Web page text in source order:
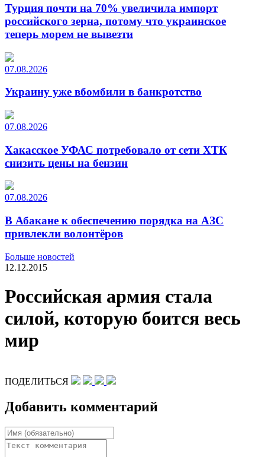
Турция почти на 70% увеличила импорт
российского зерна, потому что украинское
теперь морем не вывезти
07.08.2026
Украину уже вбомбили в банкротство
07.08.2026
Хакасское УФАС потребовало от сети ХТК
снизить цены на бензин
07.08.2026
В Абакане к обеспечению порядка на АЗС
привлекли волонтёров
Больше новостей
12.12.2015
Российская армия стала
силой, которую боится весь
мир
ПОДЕЛИТЬСЯ
Добавить комментарий